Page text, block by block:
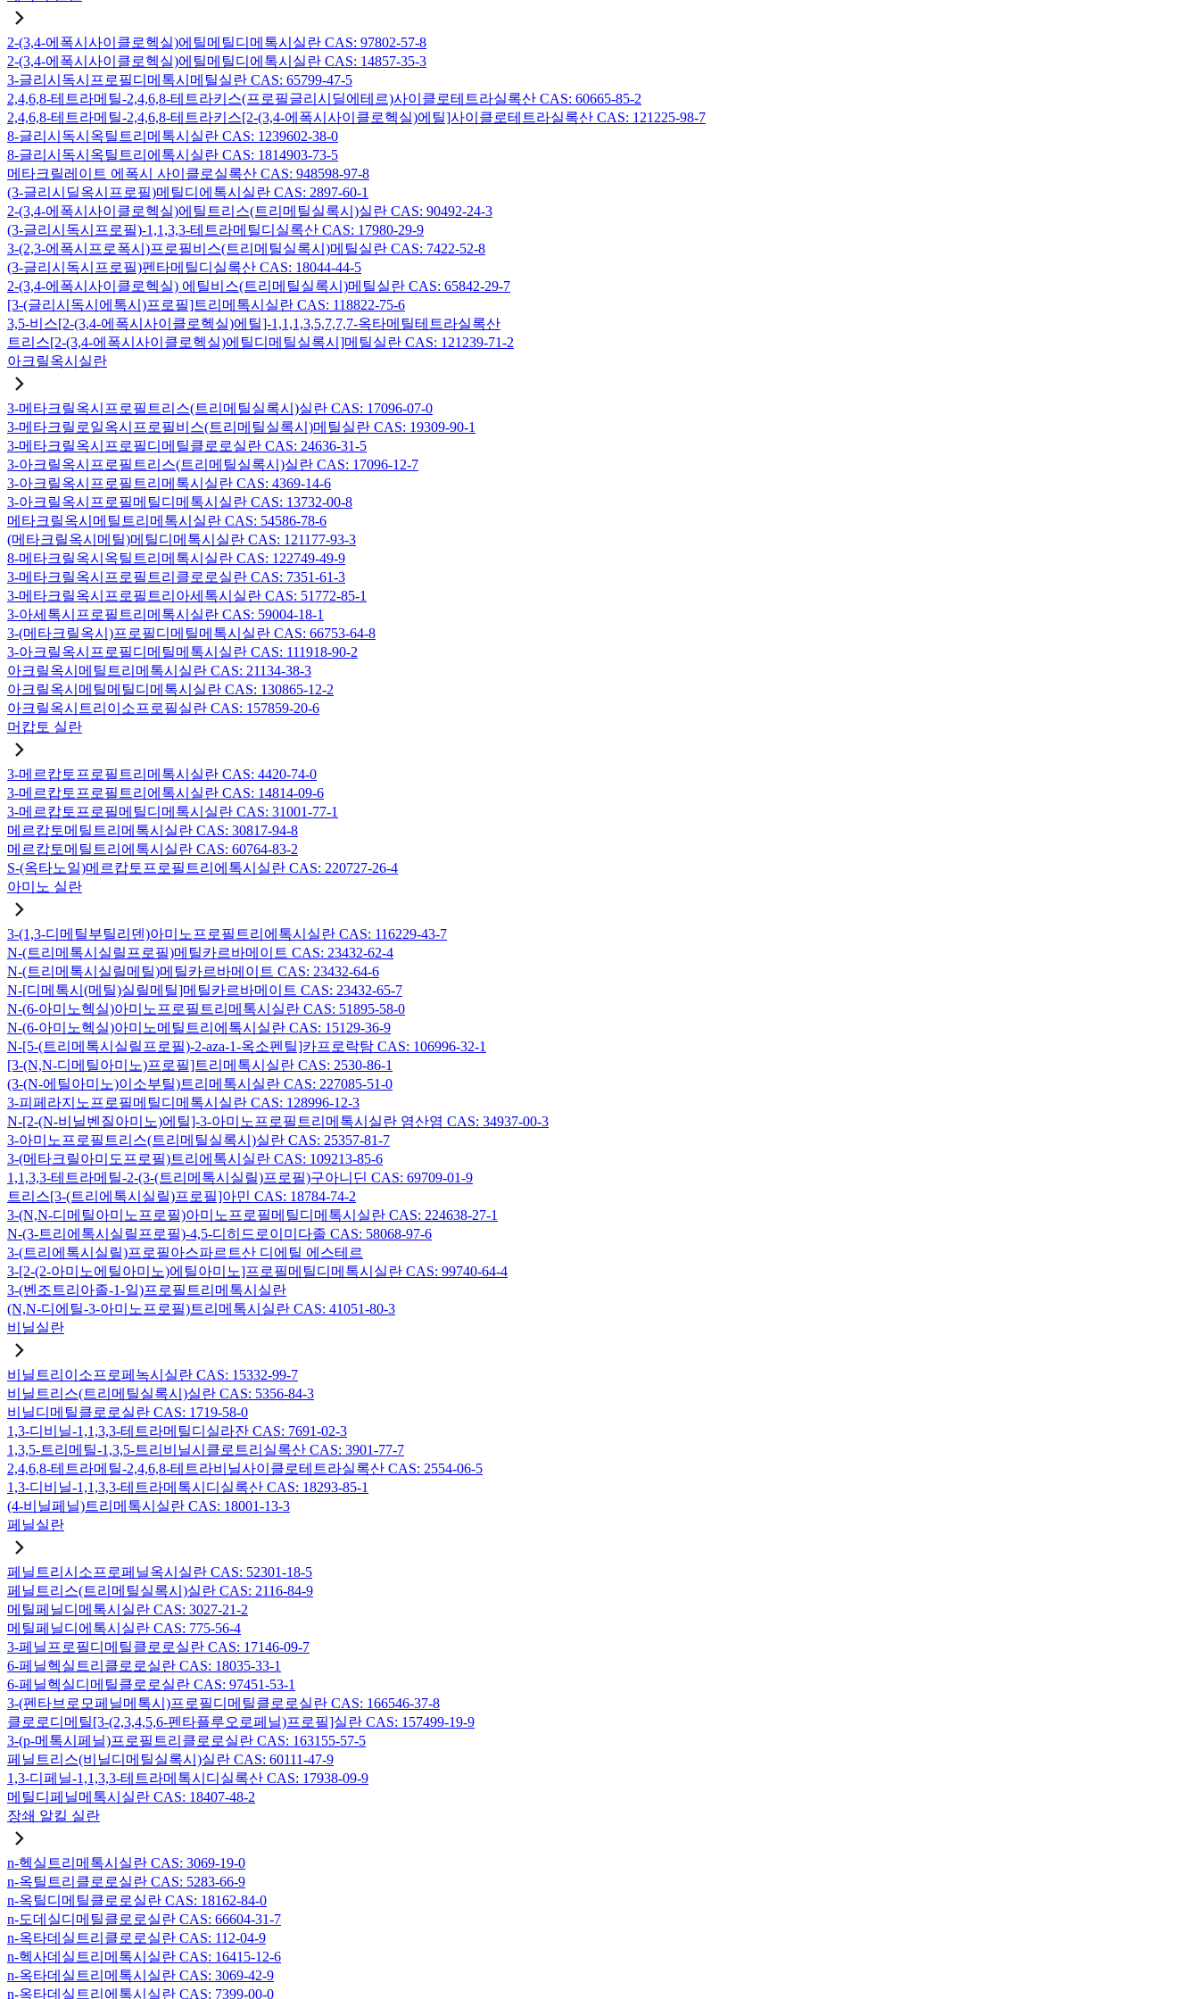
2-(3,4-에폭시사이클로헥실)에틸메틸디메톡시실란 CAS: 97802-57-8
2-(3,4-에폭시사이클로헥실)에틸메틸디에톡시실란 CAS: 14857-35-3
3-글리시독시프로필디메톡시메틸실란 CAS: 65799-47-5
2,4,6,8-테트라메틸-2,4,6,8-테트라키스(프로필글리시딜에테르)사이클로테트라실록산 CAS: 60665-85-2
2,4,6,8-테트라메틸-2,4,6,8-테트라키스[2-(3,4-에폭시사이클로헥실)에틸]사이클로테트라실록산 CAS: 121225-98-7
8-글리시독시옥틸트리메톡시실란 CAS: 1239602-38-0
8-글리시독시옥틸트리에톡시실란 CAS: 1814903-73-5
메타크릴레이트 에폭시 사이클로실록산 CAS: 948598-97-8
(3-글리시딜옥시프로필)메틸디에톡시실란 CAS: 2897-60-1
2-(3,4-에폭시사이클로헥실)에틸트리스(트리메틸실록시)실란 CAS: 90492-24-3
(3-글리시독시프로필)-1,1,3,3-테트라메틸디실록산 CAS: 17980-29-9
3-(2,3-에폭시프로폭시)프로필비스(트리메틸실록시)메틸실란 CAS: 7422-52-8
(3-글리시독시프로필)펜타메틸디실록산 CAS: 18044-44-5
2-(3,4-에폭시사이클로헥실) 에틸비스(트리메틸실록시)메틸실란 CAS: 65842-29-7
[3-(글리시독시에톡시)프로필]트리메톡시실란 CAS: 118822-75-6
3,5-비스[2-(3,4-에폭시사이클로헥실)에틸]-1,1,1,3,5,7,7,7-옥타메틸테트라실록산
트리스[2-(3,4-에폭시사이클로헥실)에틸디메틸실록시]메틸실란 CAS: 121239-71-2
아크릴옥시실란
3-메타크릴옥시프로필트리스(트리메틸실록시)실란 CAS: 17096-07-0
3-메타크릴로일옥시프로필비스(트리메틸실록시)메틸실란 CAS: 19309-90-1
3-메타크릴옥시프로필디메틸클로로실란 CAS: 24636-31-5
3-아크릴옥시프로필트리스(트리메틸실록시)실란 CAS: 17096-12-7
3-아크릴옥시프로필트리메톡시실란 CAS: 4369-14-6
3-아크릴옥시프로필메틸디메톡시실란 CAS: 13732-00-8
메타크릴옥시메틸트리메톡시실란 CAS: 54586-78-6
(메타크릴옥시메틸)메틸디메톡시실란 CAS: 121177-93-3
8-메타크릴옥시옥틸트리메톡시실란 CAS: 122749-49-9
3-메타크릴옥시프로필트리클로로실란 CAS: 7351-61-3
3-메타크릴옥시프로필트리아세톡시실란 CAS: 51772-85-1
3-아세톡시프로필트리메톡시실란 CAS: 59004-18-1
3-(메타크릴옥시)프로필디메틸메톡시실란 CAS: 66753-64-8
3-아크릴옥시프로필디메틸메톡시실란 CAS: 111918-90-2
아크릴옥시메틸트리메톡시실란 CAS: 21134-38-3
아크릴옥시메틸메틸디메톡시실란 CAS: 130865-12-2
아크릴옥시트리이소프로필실란 CAS: 157859-20-6
머캅토 실란
3-메르캅토프로필트리메톡시실란 CAS: 4420-74-0
3-메르캅토프로필트리에톡시실란 CAS: 14814-09-6
3-메르캅토프로필메틸디메톡시실란 CAS: 31001-77-1
메르캅토메틸트리메톡시실란 CAS: 30817-94-8
메르캅토메틸트리에톡시실란 CAS: 60764-83-2
S-(옥타노일)메르캅토프로필트리에톡시실란 CAS: 220727-26-4
아미노 실란
3-(1,3-디메틸부틸리덴)아미노프로필트리에톡시실란 CAS: 116229-43-7
N-(트리메톡시실릴프로필)메틸카르바메이트 CAS: 23432-62-4
N-(트리메톡시실릴메틸)메틸카르바메이트 CAS: 23432-64-6
N-[디메톡시(메틸)실릴메틸]메틸카르바메이트 CAS: 23432-65-7
N-(6-아미노헥실)아미노프로필트리메톡시실란 CAS: 51895-58-0
N-(6-아미노헥실)아미노메틸트리에톡시실란 CAS: 15129-36-9
N-[5-(트리메톡시실릴프로필)-2-aza-1-옥소펜틸]카프로락탐 CAS: 106996-32-1
[3-(N,N-디메틸아미노)프로필]트리메톡시실란 CAS: 2530-86-1
(3-(N-에틸아미노)이소부틸)트리메톡시실란 CAS: 227085-51-0
3-피페라지노프로필메틸디메톡시실란 CAS: 128996-12-3
N-[2-(N-비닐벤질아미노)에틸]-3-아미노프로필트리메톡시실란 염산염 CAS: 34937-00-3
3-아미노프로필트리스(트리메틸실록시)실란 CAS: 25357-81-7
3-(메타크릴아미도프로필)트리에톡시실란 CAS: 109213-85-6
1,1,3,3-테트라메틸-2-(3-(트리메톡시실릴)프로필)구아니딘 CAS: 69709-01-9
트리스[3-(트리에톡시실릴)프로필]아민 CAS: 18784-74-2
3-(N,N-디메틸아미노프로필)아미노프로필메틸디메톡시실란 CAS: 224638-27-1
N-(3-트리에톡시실릴프로필)-4,5-디히드로이미다졸 CAS: 58068-97-6
3-(트리에톡시실릴)프로필아스파르트산 디에틸 에스테르
3-[2-(2-아미노에틸아미노)에틸아미노]프로필메틸디메톡시실란 CAS: 99740-64-4
3-(벤조트리아졸-1-일)프로필트리메톡시실란
(N,N-디에틸-3-아미노프로필)트리메톡시실란 CAS: 41051-80-3
비닐실란
비닐트리이소프로페녹시실란 CAS: 15332-99-7
비닐트리스(트리메틸실록시)실란 CAS: 5356-84-3
비닐디메틸클로로실란 CAS: 1719-58-0
1,3-디비닐-1,1,3,3-테트라메틸디실라잔 CAS: 7691-02-3
1,3,5-트리메틸-1,3,5-트리비닐시클로트리실록산 CAS: 3901-77-7
2,4,6,8-테트라메틸-2,4,6,8-테트라비닐사이클로테트라실록산 CAS: 2554-06-5
1,3-디비닐-1,1,3,3-테트라메톡시디실록산 CAS: 18293-85-1
(4-비닐페닐)트리메톡시실란 CAS: 18001-13-3
페닐실란
페닐트리시소프로페닐옥시실란 CAS: 52301-18-5
페닐트리스(트리메틸실록시)실란 CAS: 2116-84-9
메틸페닐디메톡시실란 CAS: 3027-21-2
메틸페닐디에톡시실란 CAS: 775-56-4
3-페닐프로필디메틸클로로실란 CAS: 17146-09-7
6-페닐헥실트리클로로실란 CAS: 18035-33-1
6-페닐헥실디메틸클로로실란 CAS: 97451-53-1
3-(펜타브로모페닐메톡시)프로필디메틸클로로실란 CAS: 166546-37-8
클로로디메틸[3-(2,3,4,5,6-펜타플루오로페닐)프로필]실란 CAS: 157499-19-9
3-(p-메톡시페닐)프로필트리클로로실란 CAS: 163155-57-5
페닐트리스(비닐디메틸실록시)실란 CAS: 60111-47-9
1,3-디페닐-1,1,3,3-테트라메톡시디실록산 CAS: 17938-09-9
메틸디페닐메톡시실란 CAS: 18407-48-2
장쇄 알킬 실란
n-헥실트리메톡시실란 CAS: 3069-19-0
n-옥틸트리클로로실란 CAS: 5283-66-9
n-옥틸디메틸클로로실란 CAS: 18162-84-0
n-도데실디메틸클로로실란 CAS: 66604-31-7
n-옥타데실트리클로로실란 CAS: 112-04-9
n-헥사데실트리메톡시실란 CAS: 16415-12-6
n-옥타데실트리메톡시실란 CAS: 3069-42-9
n-옥타데실트리에톡시실란 CAS: 7399-00-0